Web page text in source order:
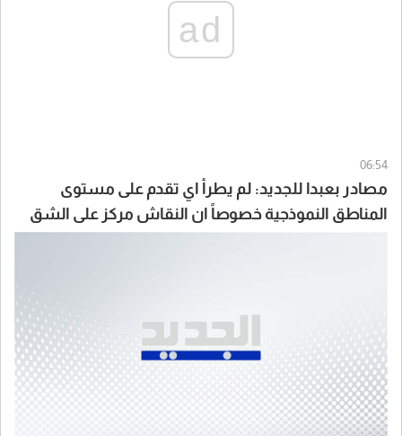
ad
06:54
مصادر بعبدا للجديد: لم يطرأ اي تقدم على مستوى
المناطق النموذجية خصوصاً ان النقاش مركز على الشق